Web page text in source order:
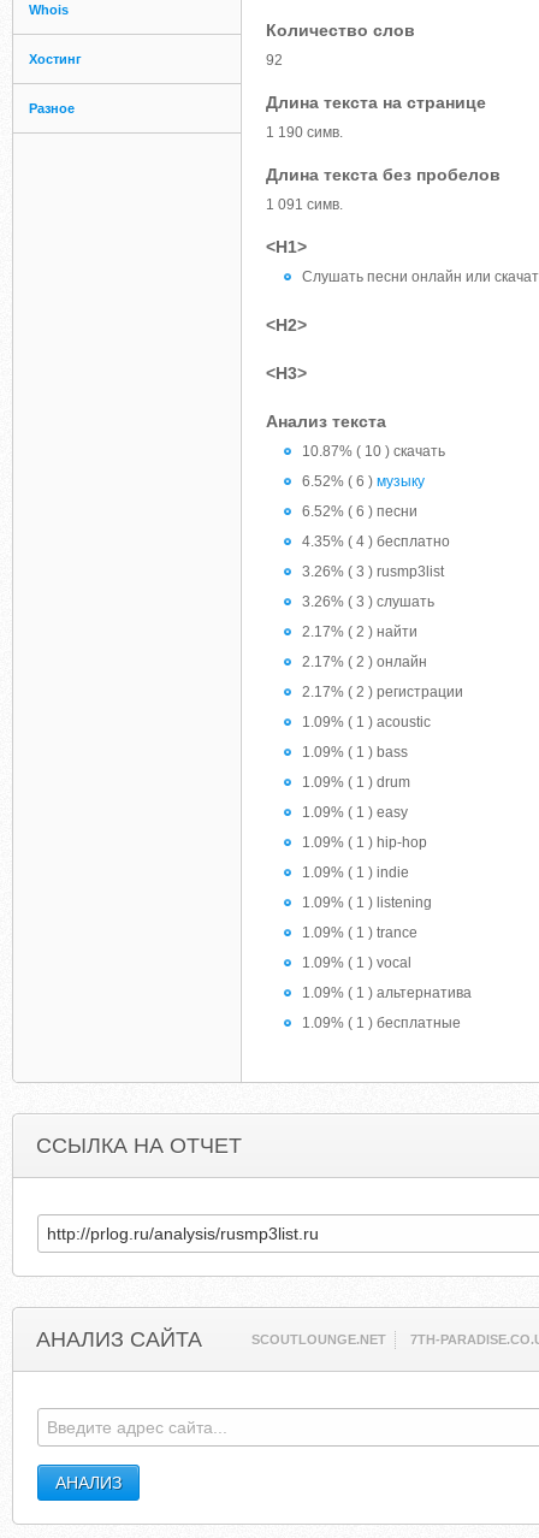
Whois
Хостинг
Разное
Количество слов
92
Длина текста на странице
1 190 симв.
Длина текста без пробелов
1 091 симв.
<H1>
Слушать песни онлайн или
<H2>
<H3>
Анализ текста
10.87% ( 10 ) скачать
6.52% ( 6 ) музыку
6.52% ( 6 ) песни
4.35% ( 4 ) бесплатно
3.26% ( 3 ) rusmp3list
3.26% ( 3 ) слушать
2.17% ( 2 ) найти
2.17% ( 2 ) онлайн
2.17% ( 2 ) регистрации
1.09% ( 1 ) acoustic
1.09% ( 1 ) bass
1.09% ( 1 ) drum
1.09% ( 1 ) easy
1.09% ( 1 ) hip-hop
1.09% ( 1 ) indie
1.09% ( 1 ) listening
1.09% ( 1 ) trance
1.09% ( 1 ) vocal
1.09% ( 1 ) альтернатива
1.09% ( 1 ) бесплатные
ССЫЛКА НА ОТЧЕТ
АНАЛИЗ САЙТА SCOUTLOUNGE.NET 7TH-